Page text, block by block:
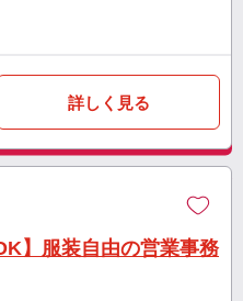
詳しく見る
】服装自由の営業事務